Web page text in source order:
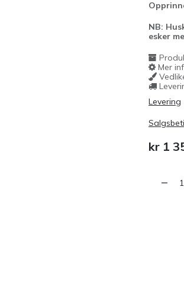
NB:
esker
Mer
Levering
kr 1